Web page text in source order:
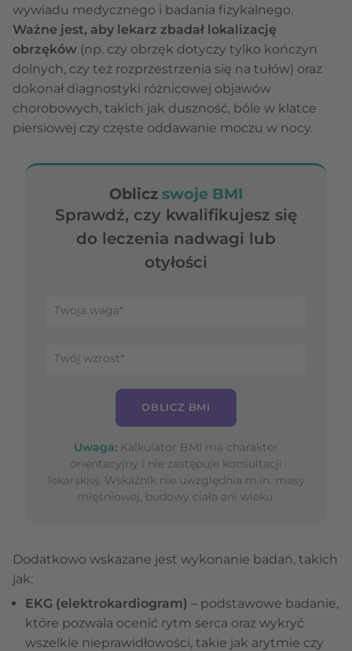
wywiadu medycznego i badania fizykalnego.
Ważne jest, aby lekarz zbadał lokalizację
obrzęków (np. czy obrzęk dotyczy tylko kończyn
dolnych, czy też rozprzestrzenia się na tułów) oraz
dokonał diagnostyki różnicowej objawów
chorobowych, takich jak duszność, bóle w klatce
piersiowej czy częste oddawanie moczu w nocy.
Oblicz swoje BMI
Sprawdź, czy kwalifikujesz się
do leczenia nadwagi lub
otyłości
OBLICZ BMI
Uwaga: Kalkulator BMI ma charakter
orientacyjny i nie zastępuje konsultacji
lekarskiej. Wskaźnik nie uwzględnia m.in. masy
mięśniowej, budowy ciała ani wieku.
Dodatkowo wskazane jest wykonanie badań, takich
jak:
EKG (elektrokardiogram) – podstawowe badanie,
które pozwala ocenić rytm serca oraz wykryć
wszelkie nieprawidłowości, takie jak arytmie czy